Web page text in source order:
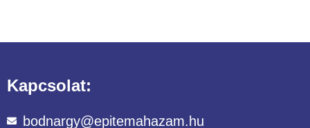
Kapcsolat:
bodnargy@epitemahazam.hu